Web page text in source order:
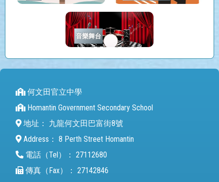
音樂舞台
何文田官立中學
Homantin Government Secondary School
地址：
九龍何文田巴富街8號
Address： 8 Perth Street Homantin
電話（Tel）： 27112680
傳真（Fax）： 27142846